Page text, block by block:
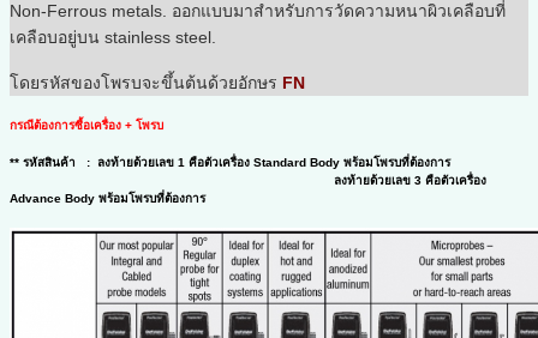
Non-Ferrous metals. ออกแบบมาสำหรับการวัดความหนาผิวเคลือบที่
เคลือบอยู่บน stainless steel.
โดยรหัสของโพรบจะขึ้นต้นด้วยอักษร FN
กรณีต้องการซื้อเครื่อง + โพรบ
** รหัสสินค้า : ลงท้ายด้วยเลข 1 คือตัวเครื่อง Standard Body พร้อมโพรบที่ต้องการ
ลงท้ายด้วยเลข 3 คือตัวเครื่อง
Advance Body พร้อมโพรบที่ต้องการ